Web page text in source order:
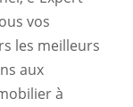
vos
les meilleurs
aux
à